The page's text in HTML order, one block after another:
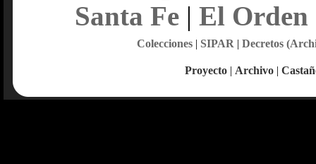
Santa Fe| El Orden
Colecciones| SIPAR | Decretos
Proyecto | Archivo |